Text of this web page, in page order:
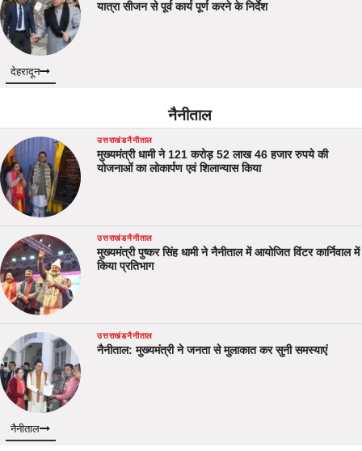
यात्रा सीजन से पूर्व कार्य पूर्ण करने के निर्देश
देहरादून
नैनीताल
उत्तराखंडनैनीताल
मुख्यमंत्री धामी ने 121 करोड़ 52 लाख 46 हजार रुपये की
योजनाओं का लोकार्पण एवं शिलान्यास किया
उत्तराखंडनैनीताल
मुख्यमंत्री पुष्कर सिंह धामी ने नैनीताल में आयोजित विंटर कार्निवाल में
किया प्रतिभाग
उत्तराखंडनैनीताल
नैनीताल: मुख्यमंत्री ने जनता से मुलाकात कर सुनी समस्याएं
नैनीताल